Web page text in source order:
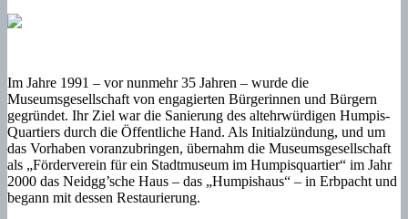
Im Jahre 1991 – vor nunmehr 35 Jahren – wurde die
Museumsgesellschaft von engagierten Bürgerinnen und Bürgern
gegründet. Ihr Ziel war die Sanierung des altehrwürdigen Humpis-
Quartiers durch die Öffentliche Hand. Als Initialzündung, und um
das Vorhaben voranzubringen, übernahm die Museumsgesellschaft
als „Förderverein für ein Stadtmuseum im Humpisquartier“ im Jahr
2000 das Neidgg’sche Haus – das „Humpishaus“ – in Erbpacht und
begann mit dessen Restaurierung.